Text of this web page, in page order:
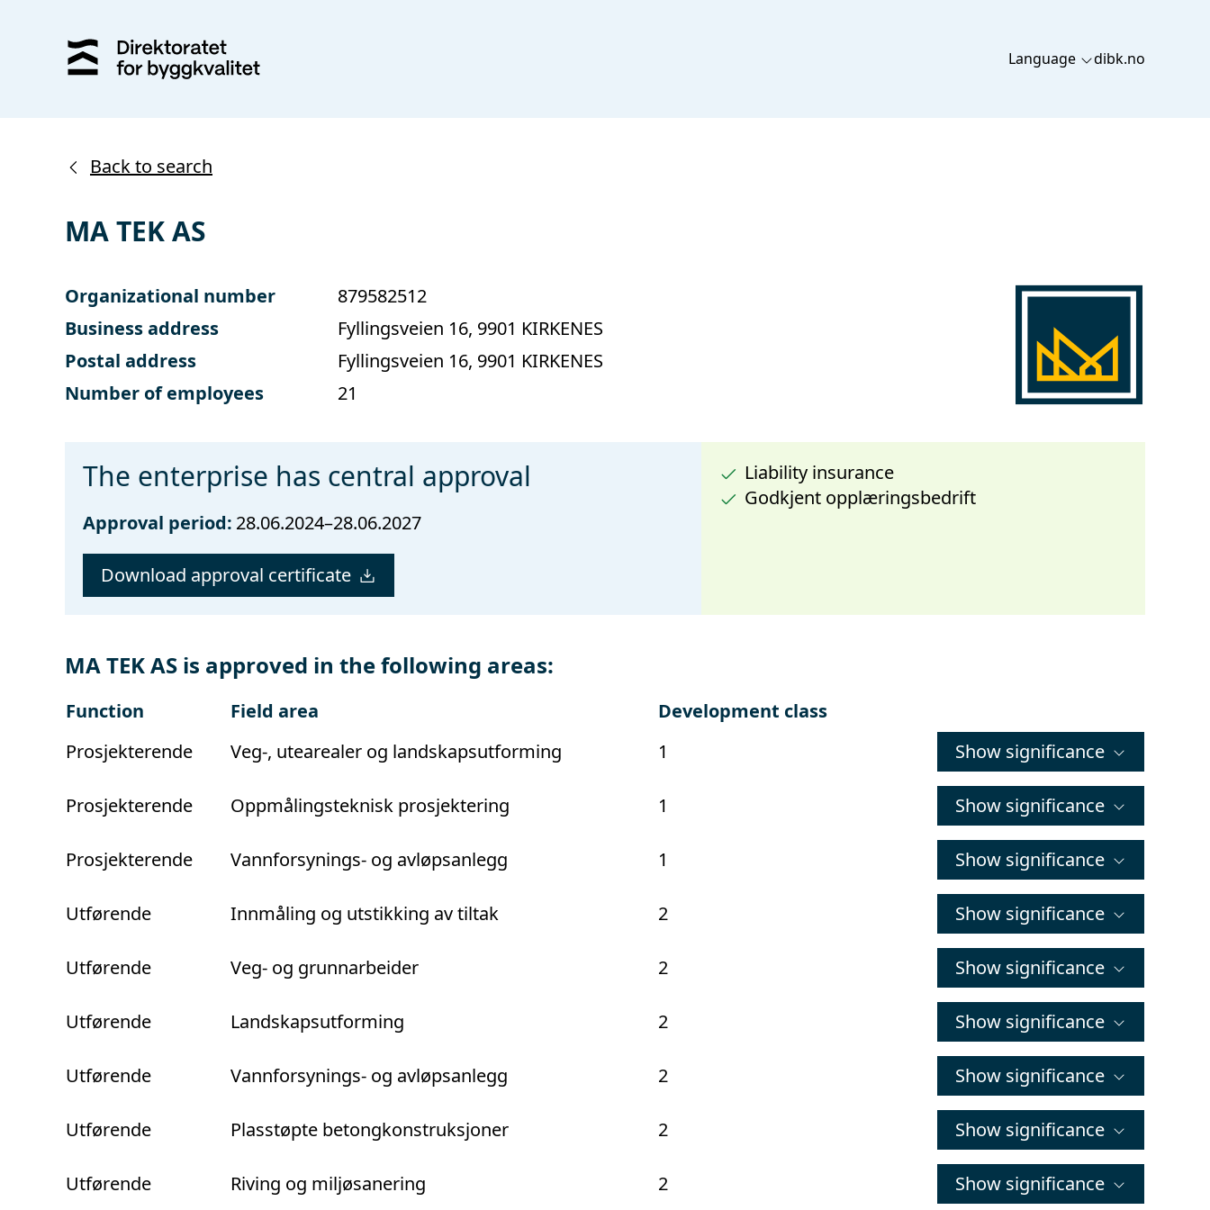
Language dibk.no
Back to search
MA TEK AS
Organizational number
879582512
Business address
Fyllingsveien 16, 9901 KIRKENES
Postal address
Fyllingsveien 16, 9901 KIRKENES
Number of employees
21
The enterprise has central approval
Approval period: 28.06.2024–28.06.2027
Download approval certificate
Liability insurance
Godkjent opplæringsbedrift
MA TEK AS is approved in the following areas:
Function Field area
Development class
Prosjekterende
Veg-, utearealer og landskapsutforming 1 Show significance
Prosjekterende Oppmålingsteknisk prosjektering 1 Show significance
Prosjekterende Vannforsynings- og avløpsanlegg 1 Show significance
Utførende Innmåling og utstikking av tiltak 2 Show significance
Utførende Veg- og grunnarbeider 2 Show significance
Utførende Landskapsutforming 2 Show significance
Utførende Vannforsynings- og avløpsanlegg 2 Show significance
Utførende Plasstøpte betongkonstruksjoner 2 Show significance
Utførende Riving og miljøsanering 2 Show significance